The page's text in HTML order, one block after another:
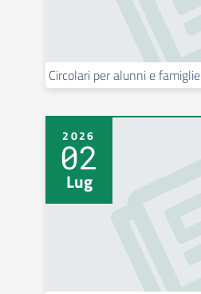
Circolari per alunni e famiglie
2026
02
Lug